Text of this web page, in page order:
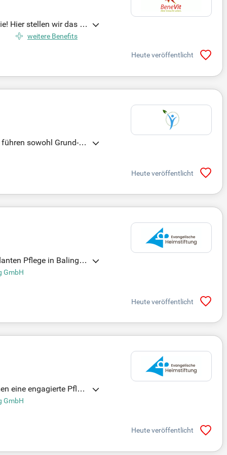
Hier stellen wir das W
zu Ihrem Aufgaben
weitere Benefits
Heute veröffentlicht
sowohl Grund- al
und Selbstständi
Entwicklungsmögl
Heute veröffentlicht
Pflege in Balingen
und die
mit vi
GmbH
Heute veröffentlicht
eine engagierte Pfleg
du Verantwortu
mobil. Erleb
GmbH
Heute veröffentlicht